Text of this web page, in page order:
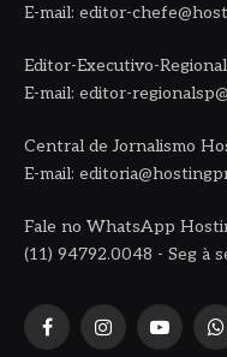
E-mail: editor-
Editor-Executivo-
E-mail: editor-
Central de Jornalismo
E-mail:
Fale no WhatsApp
(11) 94792.0048 - Seg à
FacebookInstagramYouTube